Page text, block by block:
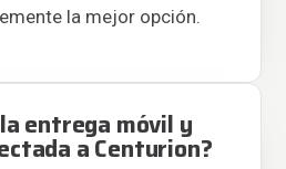
la mejor opción.
entrega móvil y
a Centurion?